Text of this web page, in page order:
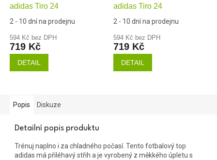
adidas Tiro 24
2 - 10 dní na prodejnu
594 Kč bez DPH
719 Kč
DETAIL
adidas Tiro 24
2 - 10 dní na prodejnu
594 Kč bez DPH
719 Kč
DETAIL
Popis Diskuze
Detailní popis produktu
Trénuj naplno i za chladného počasí. Tento fotbalový top
adidas má přiléhavý střih a je vyrobený z měkkého úpletu s